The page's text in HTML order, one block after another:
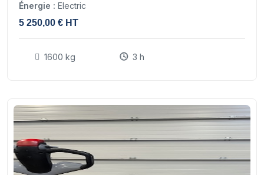
Énergie : Electric
5 250,00 € HT
1600 kg 3 h